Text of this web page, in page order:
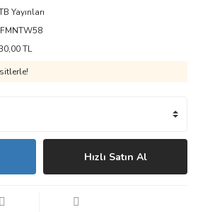
Yayınları
TL
Hızlı Satın Al